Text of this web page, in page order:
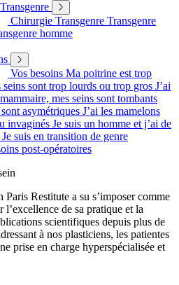
Chirurgie Transgenre Transgenre
homme
Vos besoins Ma poitrine est trop
seins sont trop lourds ou trop gros J’ai
mes seins sont tombants
asymétriques J’ai les mamelons
invaginés Je suis un homme et j’ai de
Je suis en transition de genre
post-opératoires
Paris Restitute a su s’imposer comme
l’excellence de sa pratique et la
scientifiques depuis plus de
à nos plasticiens, les patientes
prise en charge hyperspécialisée et